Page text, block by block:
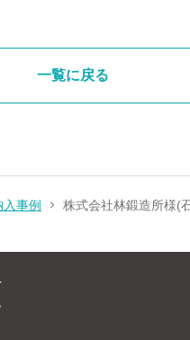
一覧に戻る
入事例 株式会社林鍛造所様(